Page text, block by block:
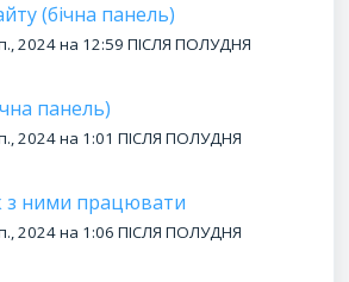
(бічна панель)
2024 на 12:59 ПІСЛЯ ПОЛУДНЯ
панель)
2024 на 1:01 ПІСЛЯ ПОЛУДНЯ
з ними працювати
2024 на 1:06 ПІСЛЯ ПОЛУДНЯ